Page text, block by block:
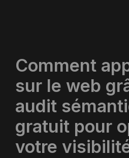
Comment
sur le web
audit
gratuit pour
votre